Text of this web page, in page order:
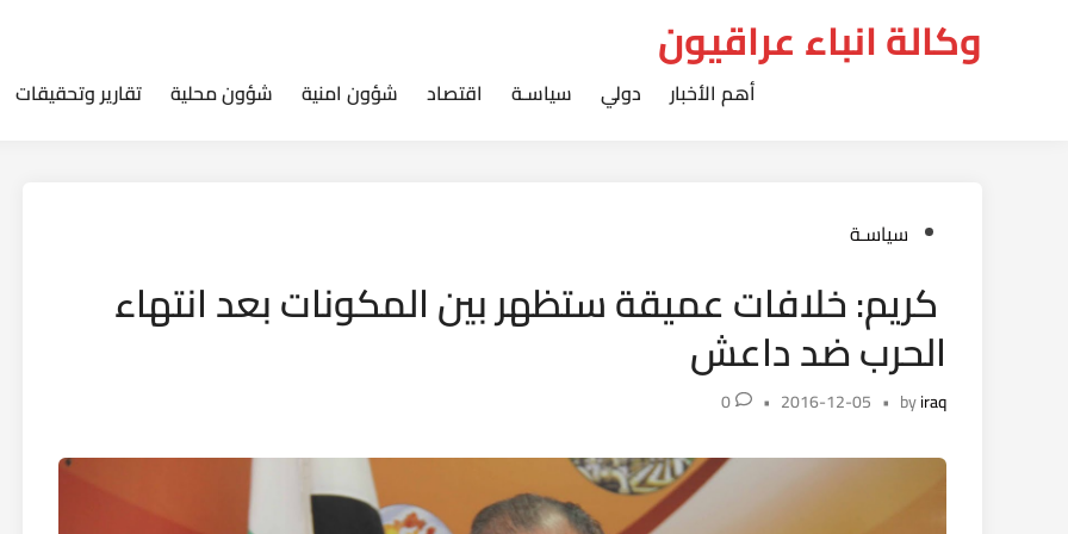
وكالة انباء عراقيون
أهم الأخبار دولي سياسـة اقتصاد شؤون امنية شؤون محلية تقارير وتحقيقات
Postedسياسـة
كريم: خلافات عميقة ستظهر بين المكونات بعد انتهاء
الحرب ضد داعش
byiraq
•
2016-12-05
•
0